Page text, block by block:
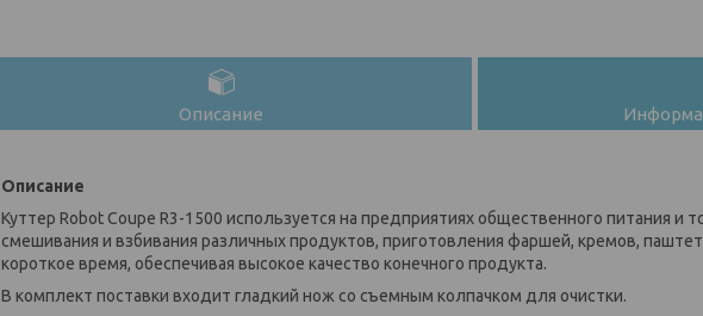
Описание
Описание
Куттер Robot Coupe R3-1500 используется на предприятиях общественного питания и
смешивания и взбивания различных продуктов, приготовления фаршей, кремов,
короткое время, обеспечивая высокое качество конечного продукта.
В комплект поставки входит гладкий нож со съемным колпачком для очистки.